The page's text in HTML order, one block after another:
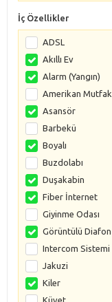
İç Özellikler
ADSL
Akıllı Ev
Alarm (Yangın)
Amerikan Mutfak
Asansör
Barbekü
Boyalı
Buzdolabı
Duşakabin
Fiber İnternet
Giyinme Odası
Görüntülü Diafon
Intercom Sistemi
Jakuzi
Kiler